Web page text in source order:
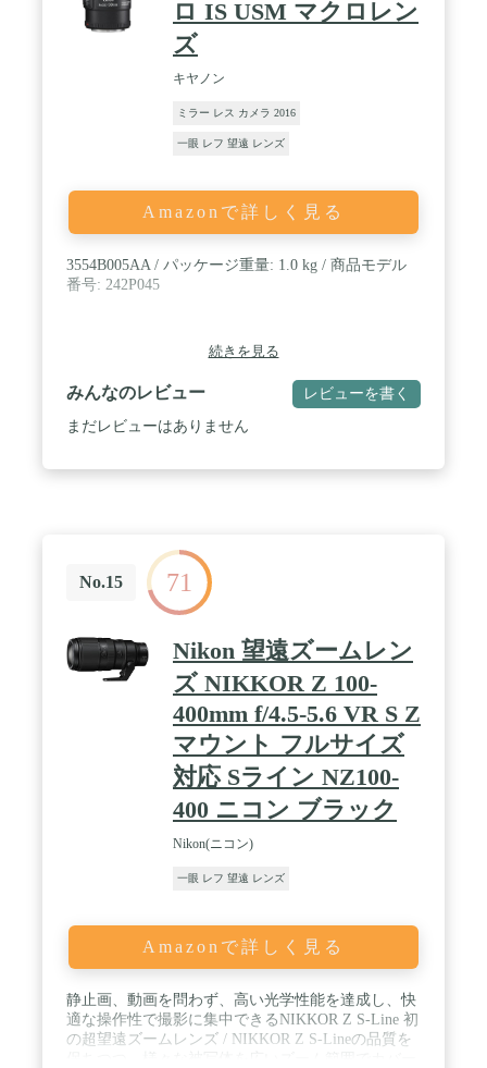
ロ IS USM マクロレン
ズ
キヤノン
ミラー レス カメラ 2016
一眼 レフ 望遠 レンズ
Amazonで詳しく見る
3554B005AA / パッケージ重量: 1.0 kg / 商品モデル
番号: 242P045
続きを見る
みんなのレビュー レビューを書く
まだレビューはありません
No.15 71
Nikon 望遠ズームレン
ズ NIKKOR Z 100-
400mm f/4.5-5.6 VR S Z
マウント フルサイズ
対応 Sライン NZ100-
400 ニコン ブラック
Nikon(ニコン)
一眼 レフ 望遠 レンズ
Amazonで詳しく見る
静止画、動画を問わず、高い光学性能を達成し、快
適な操作性で撮影に集中できるNIKKOR Z S-Line 初
の超望遠ズームレンズ / NIKKOR Z S-Lineの品質を